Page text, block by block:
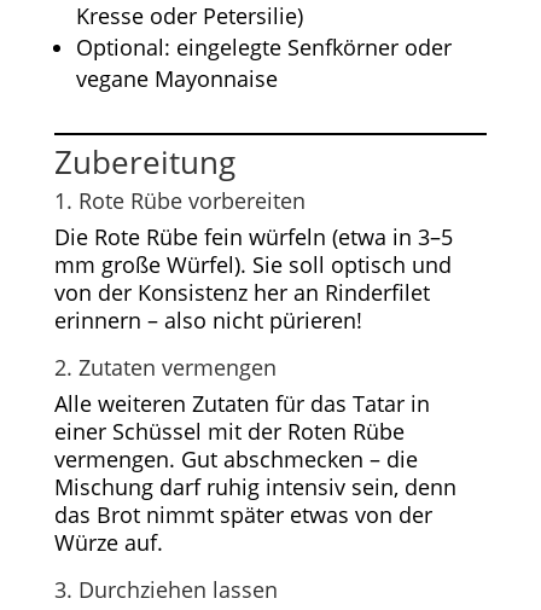
Kresse oder Petersilie)
Optional: eingelegte Senfkörner oder
vegane Mayonnaise
Zubereitung
1. Rote Rübe vorbereiten
Die Rote Rübe fein würfeln (etwa in 3–5
mm große Würfel). Sie soll optisch und
von der Konsistenz her an Rinderfilet
erinnern – also nicht pürieren!
2. Zutaten vermengen
Alle weiteren Zutaten für das Tatar in
einer Schüssel mit der Roten Rübe
vermengen. Gut abschmecken – die
Mischung darf ruhig intensiv sein, denn
das Brot nimmt später etwas von der
Würze auf.
3. Durchziehen lassen